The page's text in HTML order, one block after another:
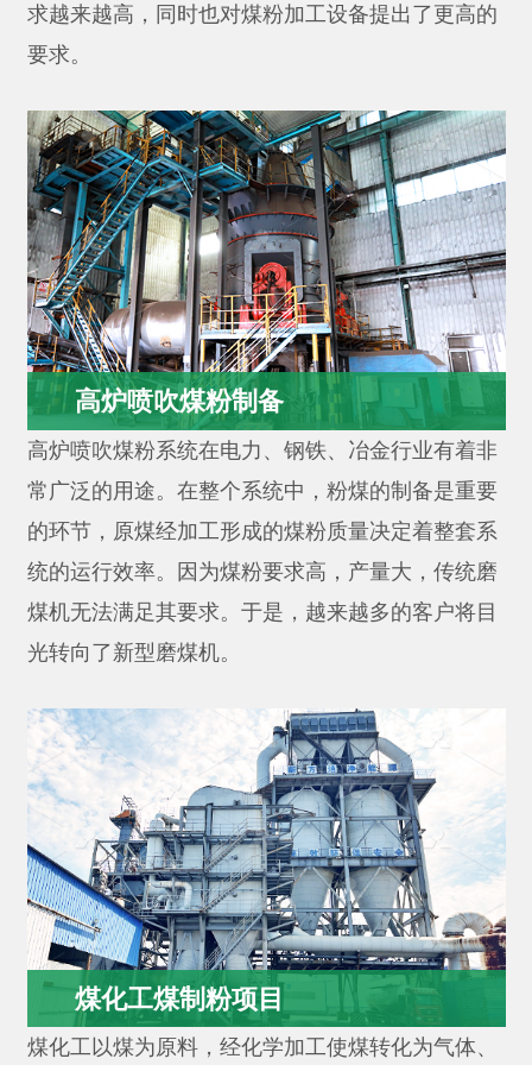
火材料等行业，对石灰的品质要求也越来
越高。现代石灰窑的发展对煤粉的需求越
高的要求。
求越来越高，同时也对煤粉加工设备提出了更高的
要求。
高炉喷吹煤粉制备
高炉喷吹煤粉系统在电力、钢铁、冶金行业有着非
常广泛的用途。在整个系统中，粉煤的制备是重要
的环节，原煤经加工形成的煤粉质量决定着整套系
统的运行效率。因为煤粉要求高，产量大，传统磨
煤机无法满足其要求。于是，越来越多的客户将目
光转向了新型磨煤机。
煤化工煤制粉项目
煤化工以煤为原料，经化学加工使煤转化为气体、